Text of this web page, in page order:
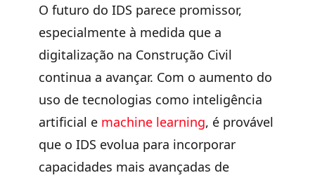
O futuro do IDS parece promissor,
especialmente à medida que a
digitalização na Construção Civil
continua a avançar. Com o aumento do
uso de tecnologias como inteligência
artificial e machine learning, é provável
que o IDS evolua para incorporar
capacidades mais avançadas de